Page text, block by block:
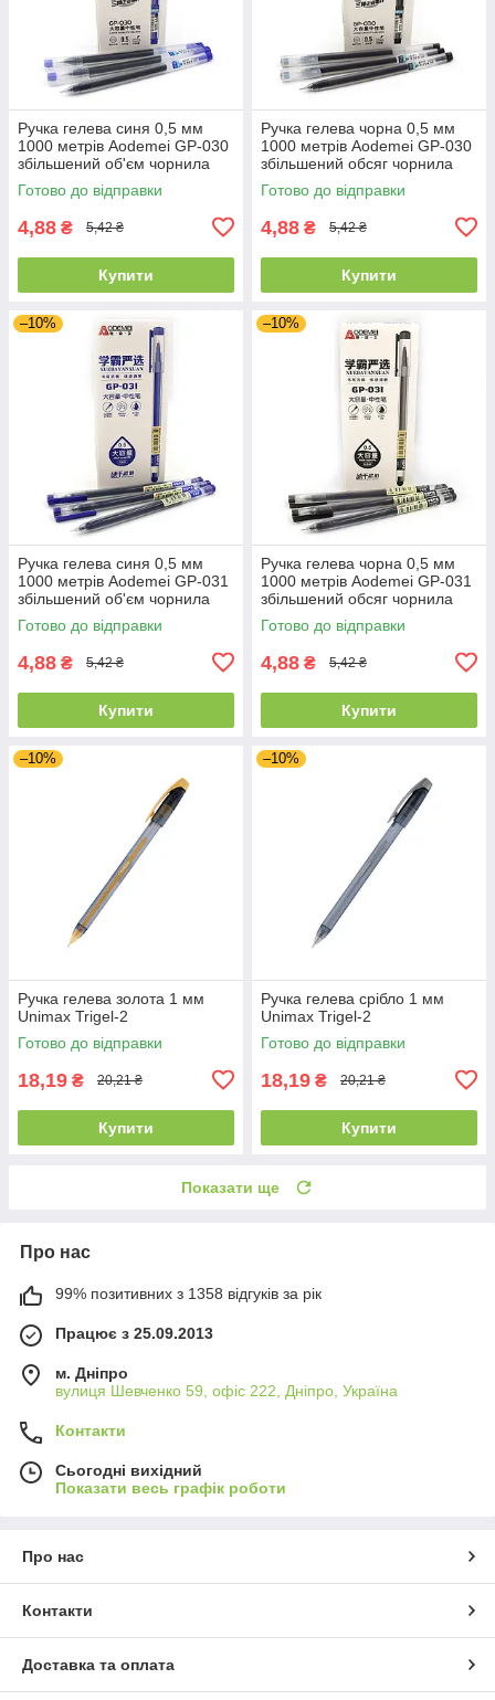
Ручка гелева синя 0,5 мм
1000 метрів Aodemei GP-030
збільшений об'єм чорнила
Готово до відправки
4,88 ₴ 5,42 ₴
Купити
Ручка гелева чорна 0,5 мм
1000 метрів Aodemei GP-030
збільшений обсяг чорнила
Готово до відправки
4,88 ₴ 5,42 ₴
Купити
–10%
Ручка гелева синя 0,5 мм
1000 метрів Aodemei GP-031
збільшений об'єм чорнила
Готово до відправки
4,88 ₴ 5,42 ₴
Купити
–10%
Ручка гелева чорна 0,5 мм
1000 метрів Aodemei GP-031
збільшений обсяг чорнила
Готово до відправки
4,88 ₴ 5,42 ₴
Купити
–10%
Ручка гелева золота 1 мм
Unimax Trigel-2
Готово до відправки
18,19 ₴ 20,21 ₴
Купити
–10%
Ручка гелева срібло 1 мм
Unimax Trigel-2
Готово до відправки
18,19 ₴ 20,21 ₴
Купити
Показати ще
Про нас
99% позитивних з 1358 відгуків за рік
Працює з 25.09.2013
м. Дніпро
вулиця Шевченко 59, офіс 222, Дніпро, Україна
Контакти
Сьогодні вихідний
Показати весь графік роботи
Про нас
Контакти
Доставка та оплата